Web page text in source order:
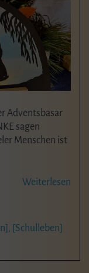
Adventsbasar
sagen
Menschen ist
Weiterlesen
, [Schulleben]